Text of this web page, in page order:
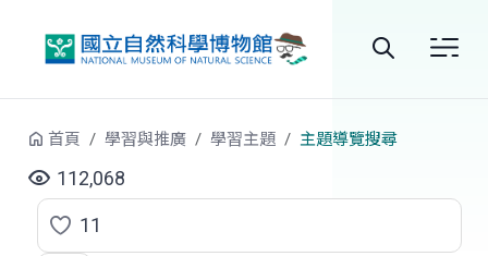
站
尋
首頁 學習與推廣 學習主題 主題導覽搜尋
112,068
點
11